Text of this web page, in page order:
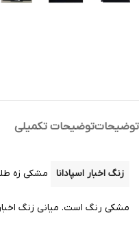
توضیحاتتوضیحات تکمیلی
زنگ اخبار اسپادانا مشکی زه
مشکی رنگ است. میانی زنگ